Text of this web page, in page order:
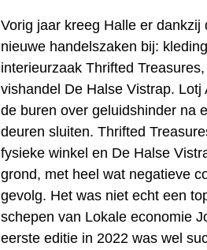
Vorig jaar kreeg Halle er
nieuwe handelszaken bij:
interieurzaak Thrifted
vishandel De Halse Vistrap.
de buren over geluidshinder na
deuren sluiten. Thrifted
fysieke winkel en De Halse
grond, met heel wat negatieve
gevolg. Het was niet echt een
schepen van Lokale economie
eerste editie in 2022 was wel